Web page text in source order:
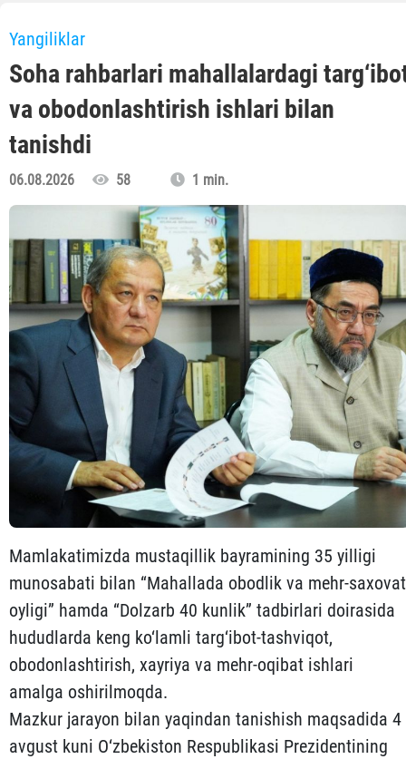
Yangiliklar
Soha rahbarlari mahallalardagi
va obodonlashtirish ishlari bilan
tanishdi
06.08.2026 58 1 min.
Mamlakatimizda mustaqillik bayramining 35 yilligi
munosabati bilan “Mahallada obodlik va mehr-saxovat
oyligi” hamda “Dolzarb 40 kunlik” tadbirlari doirasida
hududlarda keng ko‘lamli targ‘ibot-tashviqot,
obodonlashtirish, xayriya va mehr-oqibat ishlari
amalga oshirilmoqda.
Mazkur jarayon bilan yaqindan tanishish maqsadida 4
avgust kuni O‘zbekiston Respublikasi Prezidentining